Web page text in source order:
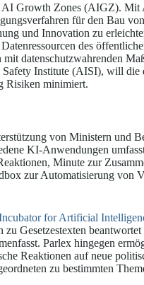
AI Growth Zones (AIGZ).
für den Bau
und Innovation zu
des
datenschutzwahrenden
Institute (AISI), will die
Risiken minimiert.
von Ministern und
KI-Anwendungen
Minute zur
zur Automatisierung von
for Artificial
Gesetzestexten
Parlex hingegen
Reaktionen auf neue
zu bestimmten